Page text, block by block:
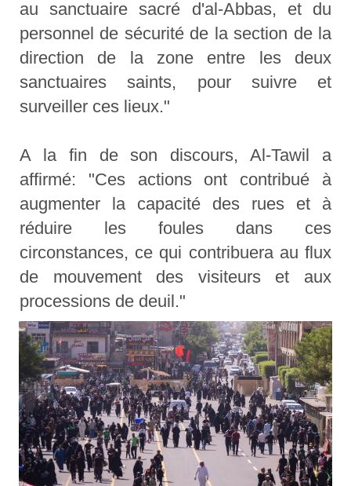
au sanctuaire sacré d'al-Abbas, et du
personnel de sécurité de la section de la
direction de la zone entre les deux
sanctuaires saints, pour suivre et
surveiller ces lieux."
A la fin de son discours, Al-Tawil a
affirmé: "Ces actions ont contribué à
augmenter la capacité des rues et à
réduire les foules dans ces
circonstances, ce qui contribuera au flux
de mouvement des visiteurs et aux
processions de deuil."